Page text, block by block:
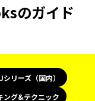
のガイド
リーズ（国内）
ング&テクニック